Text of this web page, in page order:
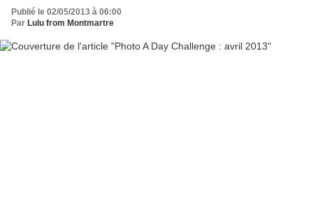
Publié le 02/05/2013 à 06:00
Par Lulu from Montmartre